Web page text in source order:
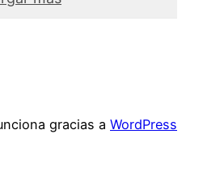
gracias a WordPress